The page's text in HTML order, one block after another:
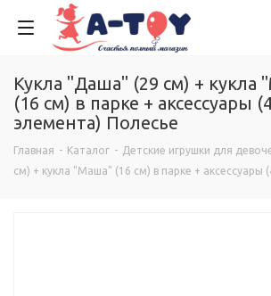
Кукла "Даша" (29 см) + кукла
(16 см) в парке + аксессуары
элемента) Полесье
Главная - Каталог - Детские игрушки для
см) + кукла "Маша" (16 см) в парке + аксессуары